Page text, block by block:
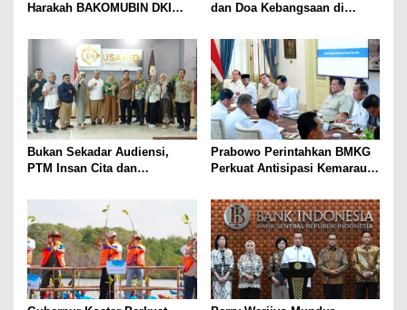
Harakah BAKOMUBIN DKI
Advokasi dan Paralegal
Bersama LKLH FH UHAMKA
dan Doa Kebangsaan di
Kemerdekaan Indonesia
Bukan Sekadar Audiensi,
PTM Insan Cita dan
Kolaborasi Open Turnamen
Tenis Meja
Prabowo Perintahkan BMKG
Perkuat Antisipasi Kemarau